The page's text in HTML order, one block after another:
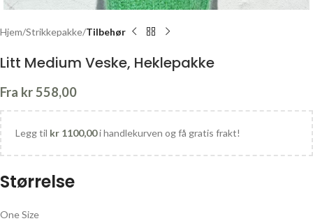
Hjem Strikkepakke Tilbehør
Litt Medium Veske, Heklepakke
Fra kr558,00
Legg til kr 1100,00i handlekurven og få gratis frakt!
Størrelse
One Size